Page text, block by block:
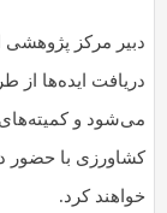
دبیر مرکز پژوهشی
دریافت ایده‌ها از
می‌شود و
کشاورزی با حضور
خواهند کرد.